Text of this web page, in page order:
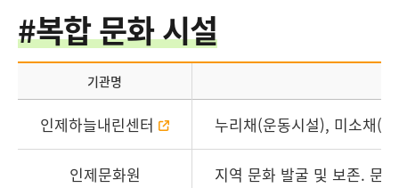
#복합 문화 시설
기관명
인제하늘내린센터 누리채(운동시설), 미소채(
인제문화원 지역 문화 발굴 및 보존. 문